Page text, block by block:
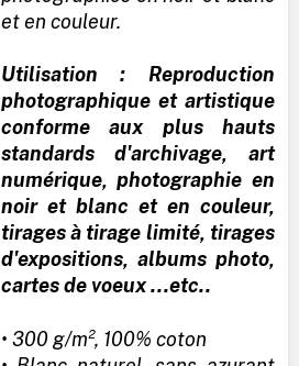
et en couleur.
Utilisation : Reproduction
photographique et artistique
conforme aux plus hauts
standards d'archivage, art
numérique, photographie en
noir et blanc et en couleur,
tirages à tirage limité, tirages
d'expositions, albums photo,
cartes de voeux ...etc..
• 300 g/m², 100% coton